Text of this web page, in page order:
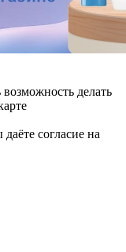
делать
согласие на